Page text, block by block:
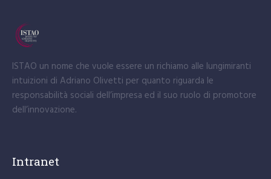
ISTAO un nome che vuole essere un richiamo alle lungimiranti
intuizioni di Adriano Olivetti per quanto riguarda le
responsabilità sociali dell’impresa ed il suo ruolo di promotore
dell’innovazione.
Intranet